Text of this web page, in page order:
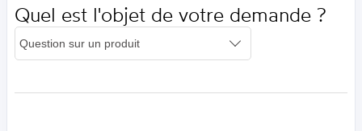
Quel est l'objet de votre demande ?